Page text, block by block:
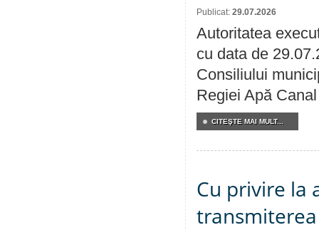
Publicat: 29.07.2026
Autoritatea
cu data de
Consiliului
Regiei Apă
CITEŞTE MAI MULT...
Cu privire la